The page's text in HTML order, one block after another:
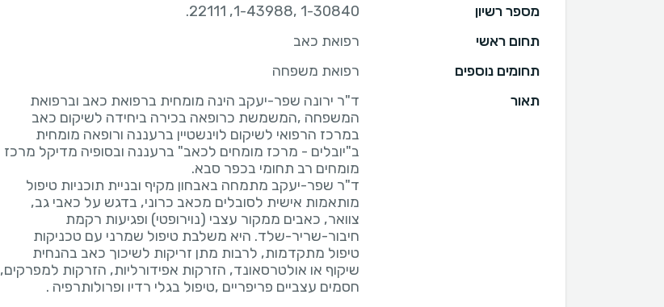
מספר רשיון
1-30840 ,1-43988, 22111.
תחום ראשי
רפואת כאב
תחומים נוספים
רפואת משפחה
תאור
ד"ר ירונה שפר-יעקב הינה מומחית ברפואת כאב וברפואת
המשפחה ,המשמשת כרופאה בכירה ביחידה לשיקום כאב
במרכז הרפואי לשיקום לוינשטיין ברעננה ורופאה מומחית
ב"יובלים - מרכז מומחים לכאב" ברעננה ובסופיה מדיקל מרכז
ד"ר שפר-יעקב מתמחה באבחון מקיף ובניית תוכניות טיפול
מותאמות אישית לסובלים מכאב כרוני, בדגש על כאבי גב,
צוואר, כאבים ממקור עצבי (נוירופטי) ופגיעות רקמת
חיבור-שריר-שלד. היא משלבת טיפול שמרני עם טכניקות
טיפול מתקדמות, לרבות מתן זריקות לשיכוך כאב בהנחית
שיקוף או אולטרסאונד, הזרקות אפידורליות, הזרקות למפרקים,
חסמים עצביים פריפריים ,טיפול בגלי רדיו ופרולותרפיה .